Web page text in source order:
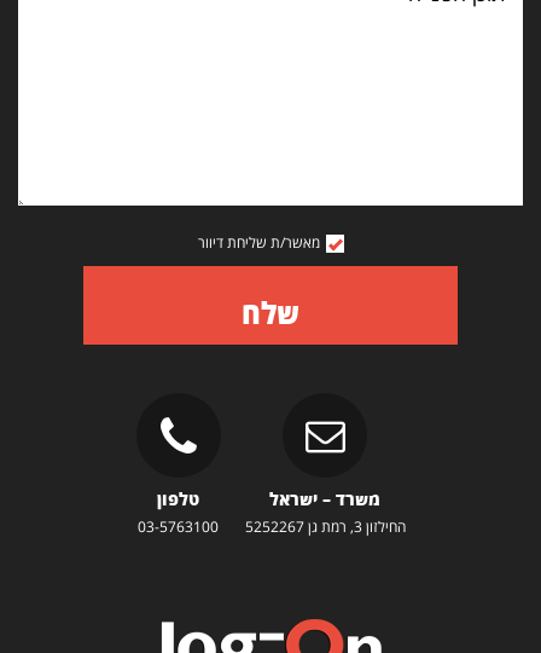
מאשר/ת שליחת דיוור
שלח
משרד – ישראל
החילזון 3, רמת גן 5252267
טלפון
03-5763100